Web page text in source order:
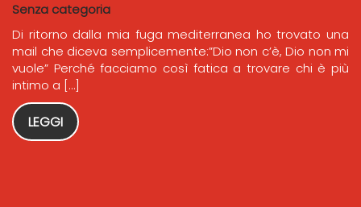
Senza categoria
Di ritorno dalla mia fuga mediterranea ho trovato una
mail che diceva semplicemente:”Dio non c’è, Dio non mi
vuole” Perché facciamo così fatica a trovare chi è più
intimo a […]
LEGGI